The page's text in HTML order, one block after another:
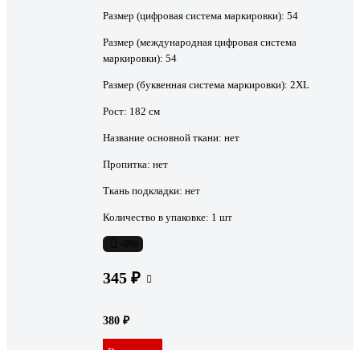
Размер (цифровая система маркировки): 54
Размер (международная цифровая система
маркировки): 54
Размер (буквенная система маркировки): 2XL
Рост: 182 см
Название основной ткани: нет
Пропитка: нет
Ткань подкладки: нет
Количество в упаковке: 1 шт
345 ₽
380 ₽